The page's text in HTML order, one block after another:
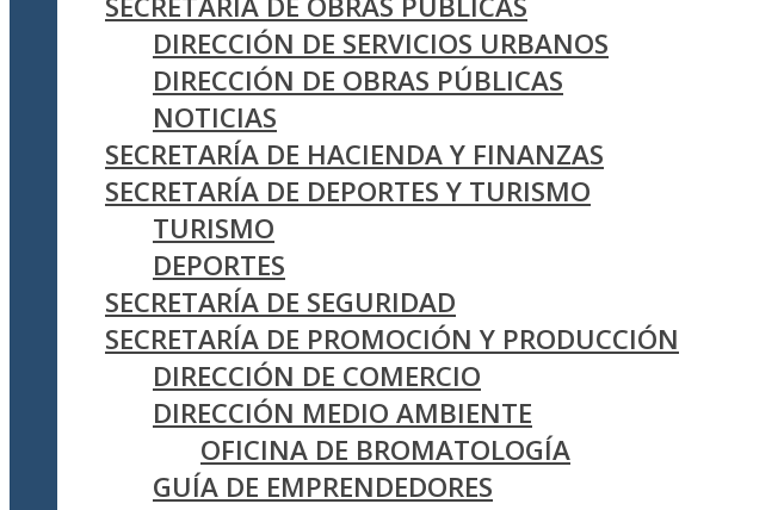
DIRECCIÓN DE SERVICIOS URBANOS
DIRECCIÓN DE OBRAS PÚBLICAS
NOTICIAS
SECRETARÍA DE HACIENDA Y FINANZAS
SECRETARÍA DE DEPORTES Y TURISMO
TURISMO
DEPORTES
SECRETARÍA DE SEGURIDAD
SECRETARÍA DE PROMOCIÓN Y PRODUCCIÓN
DIRECCIÓN DE COMERCIO
DIRECCIÓN MEDIO AMBIENTE
OFICINA DE BROMATOLOGÍA
GUÍA DE EMPRENDEDORES